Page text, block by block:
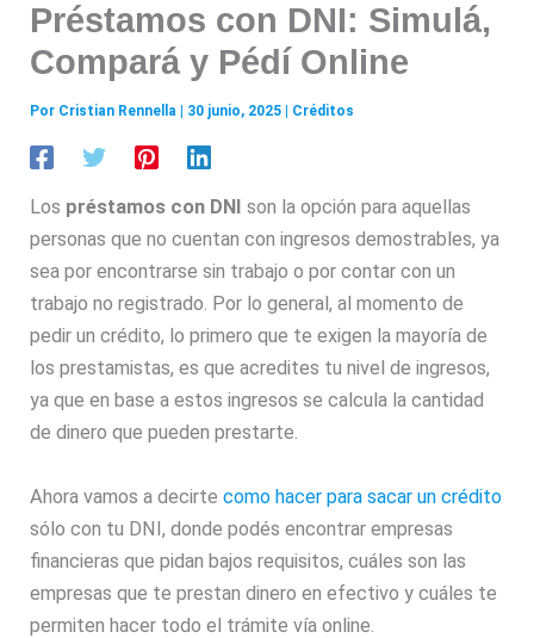
Préstamos con DNI: Simulá,
Compará y Pédí Online
Por Cristian Rennella 30 junio, 2025 Créditos
Los préstamos con DNI
son la opción para aquellas
personas que no cuentan con ingresos demostrables, ya
sea por encontrarse sin trabajo o por contar con un
trabajo no registrado. Por lo general, al momento de
pedir un crédito, lo primero que te exigen la mayoría de
los prestamistas, es que acredites tu nivel de ingresos,
ya que en base a estos ingresos se calcula la cantidad
de dinero que pueden prestarte.
Ahora vamos a decirtecomo hacer para sacar un crédito
sólo con tu DNI, donde podés encontrar empresas
financieras que pidan bajos requisitos, cuáles son las
empresas que te prestan dinero en efectivo y cuáles te
permiten hacer todo el trámite vía online.